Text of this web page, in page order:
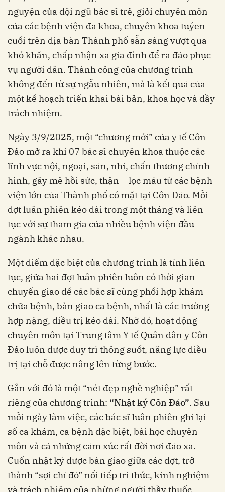
nguyện của đội ngũ bác sĩ trẻ, giỏi chuyên môn
của các bệnh viện đa khoa, chuyên khoa tuýen
cuối trên địa bàn Thành phố sẵn sàng vượt qua
khó khăn, chấp nhận xa gia đình để ra đảo phục
vụ người dân. Thành công của chương trình
không đến từ sự ngẫu nhiên, mà là kết quả của
một kế hoạch triển khai bài bản, khoa học và đầy
trách nhiệm.
Ngày 3/9/2025, một “chương mới” của y tế Côn
Đảo mở ra khi 07 bác sĩ chuyên khoa thuộc các
lĩnh vực nội, ngoại, sản, nhi, chấn thương chỉnh
hình, gây mê hồi sức, thận – lọc máu từ các bệnh
viện lớn của Thành phố có mặt tại Côn Đảo. Mỗi
đợt luân phiên kéo dài trong một tháng và liên
tục với sự tham gia của nhiều bệnh viện đầu
ngành khác nhau.
Một điểm đặc biệt của chương trình là tính liên
tục, giữa hai đợt luân phiên luôn có thời gian
chuyển giao để các bác sĩ cùng phối hợp khám
chữa bệnh, bàn giao ca bệnh, nhất là các trường
hợp nặng, điều trị kéo dài. Nhờ đó, hoạt động
chuyên môn tại Trung tâm Y tế Quân dân y Côn
Đảo luôn được duy trì thông suốt, năng lực điều
trị tại chỗ được nâng lên từng bước.
Gắn với đó là một “nét đẹp nghề nghiệp” rất
riêng của chương trình: “Nhật ký Côn Đảo”. Sau
mỗi ngày làm việc, các bác sĩ luân phiên ghi lại
số ca khám, ca bệnh đặc biệt, bài học chuyên
môn và cả những cảm xúc rất đời nơi đảo xa.
Cuốn nhật ký được bàn giao giữa các đợt, trở
thành “sợi chỉ đỏ” nối tiếp tri thức, kinh nghiệm
và trách nhiệm của những người thầy thuốc.